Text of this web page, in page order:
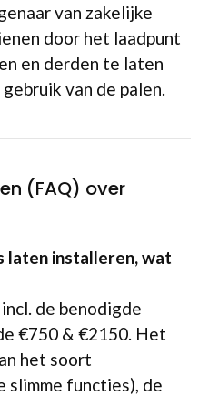
van zakelijke
door het laadpunt
en derden te laten
van de palen.
(FAQ) over
laten installeren, wat
de benodigde
€750 & €2150. Het
het soort
slimme functies), de